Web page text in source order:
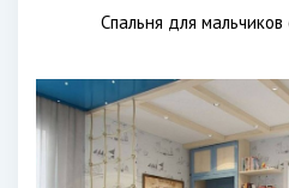
Спальня для